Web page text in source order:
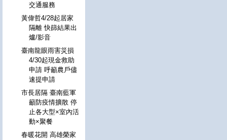
交通服務
黃偉哲4/28起居家
隔離 快篩結果出
爐/影音
臺南龍眼雨害災損
4/30起現金救助
申請 呼籲農戶儘
速提申請
市長居隔 臺南藍軍
籲防疫情擴散 停
止各大型×室內活
動×聚餐
春暖花開 高雄榮家